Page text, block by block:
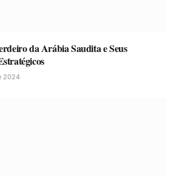
da Arábia Saudita e Seus
2024